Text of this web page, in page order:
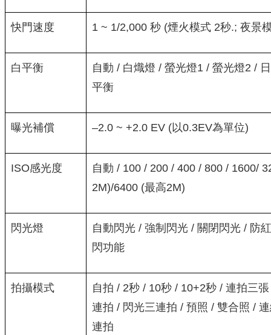
快門速度 1 ~ 1/2,000 秒 (煙火模式 2秒.; 夜景
白平衡
自動 / 白熾燈 / 螢光燈1 / 螢光燈2 /
平衡
曝光補償 –2.0 ~ +2.0 EV (以0.3EV為單位)
ISO感光度
自動 / 100 / 200 / 400 / 800 / 1600/
2M)/6400 (最高2M)
閃光燈
自動閃光 / 強制閃光 / 關閉閃光 / 防
閃功能
拍攝模式
自拍 / 2秒 / 10秒 / 10+2秒 / 連拍三
連拍 / 閃光三連拍 / 預照 / 雙合照 /
連拍